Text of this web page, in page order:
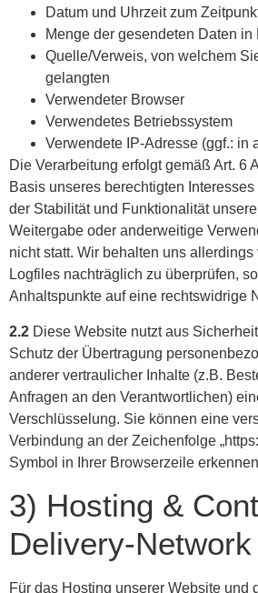
Datum und Uhrzeit zum
Menge der gesendeten Daten in
Quelle/Verweis, von welchem
gelangten
Verwendeter Browser
Verwendetes Betriebssystem
Verwendete IP-Adresse (ggf.: in
Die Verarbeitung erfolgt gemäß Art. 6
Basis unseres berechtigten
der Stabilität und Funktionalität
Weitergabe oder anderweitige
nicht statt. Wir behalten uns allerdings
Logfiles nachträglich zu überprüfen,
Anhaltspunkte auf eine rechtswidrige
2.2 Diese Website nutzt aus
Schutz der Übertragung
anderer vertraulicher Inhalte (z.B.
Anfragen an den Verantwortlichen)
Verschlüsselung. Sie können eine
Verbindung an der Zeichenfolge
Symbol in Ihrer Browserzeile
3) Hosting &
Delivery-Network
Für das Hosting unserer Website und